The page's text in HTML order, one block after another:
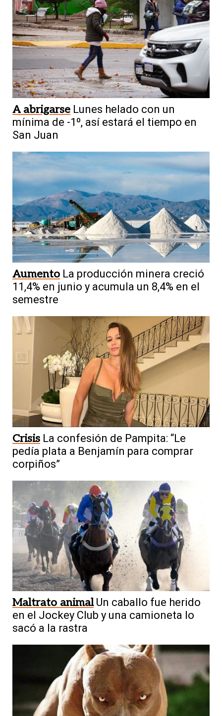
A abrigarse Lunes helado con un
mínima de -1º, así estará el tiempo en
San Juan
Aumento La producción minera creció
11,4% en junio y acumula un 8,4% en el
semestre
Crisis La confesión de Pampita: “Le
pedía plata a Benjamín para comprar
corpiños”
Maltrato animal Un caballo fue herido
en el Jockey Club y una camioneta lo
sacó a la rastra